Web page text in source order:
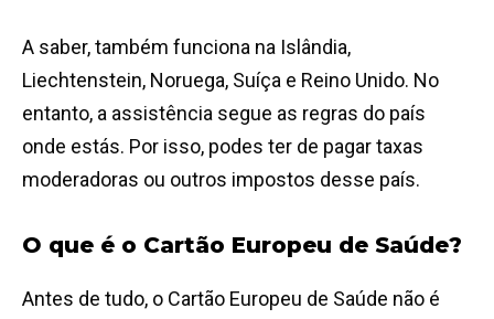
A saber, também funciona na Islândia,
Liechtenstein, Noruega, Suíça e Reino Unido. No
entanto, a assistência segue as regras do país
onde estás. Por isso, podes ter de pagar taxas
moderadoras ou outros impostos desse país.
O que é o Cartão Europeu de Saúde?
Antes de tudo, o Cartão Europeu de Saúde não é